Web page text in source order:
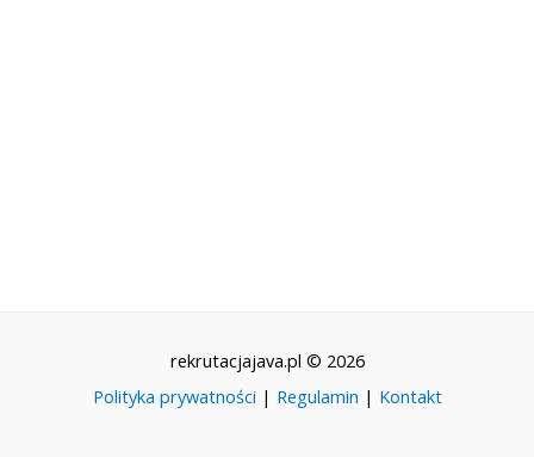
rekrutacjajava.pl © 2026
Polityka prywatności | Regulamin | Kontakt